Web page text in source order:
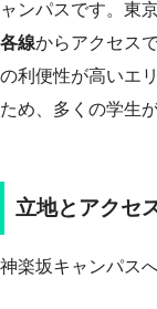
ャンパスです。東
各線からアクセス
の利便性が高いエ
ため、多くの学生
立地とアクセ
神楽坂キャンパス